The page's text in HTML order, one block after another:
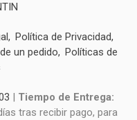
Política de Privacidad
un pedido
Políticas de
| Tiempo de Entrega:
tras recibir pago, para